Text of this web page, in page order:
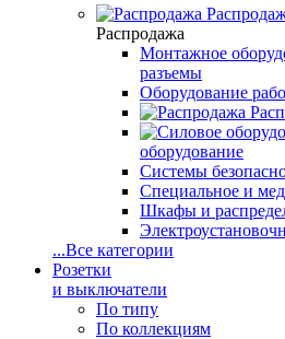
Распродажа
Монтажное
разъемы
Оборудование
оборудование
Системы
Специальное и
Шкафы и
...Все категории
Розетки
и выключатели
По типу
По коллекциям